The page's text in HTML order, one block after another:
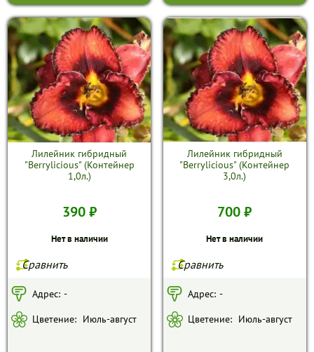
Лилейник гибридный
"Berrylicious" (Контейнер
1,0л.)
390 ₽
Нет в наличии
Сравнить
Адрес: -
Цветение: Июль-август
Лилейник гибридный
"Berrylicious" (Контейнер
3,0л.)
700 ₽
Нет в наличии
Сравнить
Адрес: -
Цветение: Июль-август